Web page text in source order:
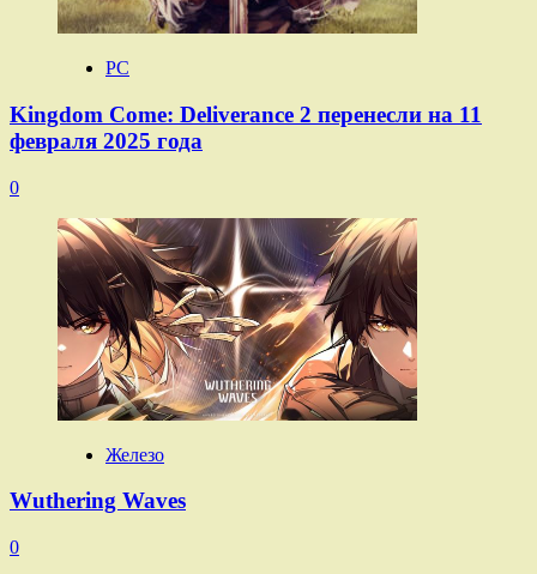
PC
Kingdom Come: Deliverance 2 перенесли на 11
февраля 2025 года
0
Железо
Wuthering Waves
0